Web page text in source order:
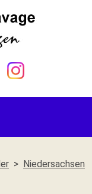
Niedersachsen